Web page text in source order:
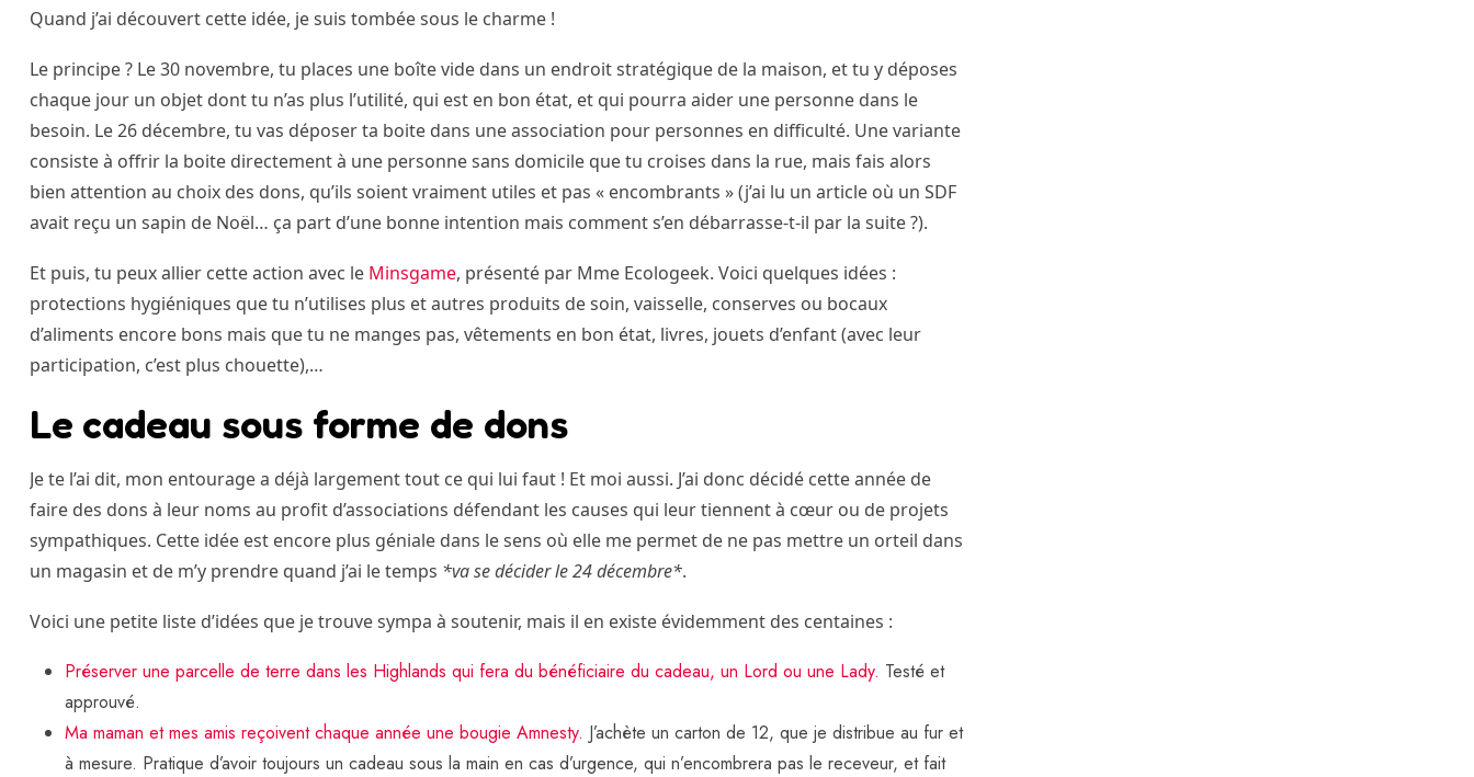
Quand j’ai découvert cette idée, je suis tombée sous le charme !
Le principe ? Le 30 novembre, tu places une boîte vide dans un endroit stratégique de la maison, et tu y déposes
chaque jour un objet dont tu n’as plus l’utilité, qui est en bon état, et qui pourra aider une personne dans le
besoin. Le 26 décembre, tu vas déposer ta boite dans une association pour personnes en difficulté. Une variante
consiste à offrir la boite directement à une personne sans domicile que tu croises dans la rue, mais fais alors
bien attention au choix des dons, qu’ils soient vraiment utiles et pas « encombrants » (j’ai lu un article où un SDF
avait reçu un sapin de Noël… ça part d’une bonne intention mais comment s’en débarrasse-t-il par la suite ?).
Et puis, tu peux allier cette action avec le Minsgame, présenté par Mme Ecologeek. Voici quelques idées :
protections hygiéniques que tu n’utilises plus et autres produits de soin, vaisselle, conserves ou bocaux
d’aliments encore bons mais que tu ne manges pas, vêtements en bon état, livres, jouets d’enfant (avec leur
participation, c’est plus chouette),…
Le cadeau sous forme de dons
Je te l’ai dit, mon entourage a déjà largement tout ce qui lui faut ! Et moi aussi. J’ai donc décidé cette année de
faire des dons à leur noms au profit d’associations défendant les causes qui leur tiennent à cœur ou de projets
sympathiques. Cette idée est encore plus géniale dans le sens où elle me permet de ne pas mettre un orteil dans
un magasin et de m’y prendre quand j’ai le temps *va se décider le 24 décembre*.
Voici une petite liste d’idées que je trouve sympa à soutenir, mais il en existe évidemment des centaines :
Préserver une parcelle de terre dans les Highlands qui fera du bénéficiaire du cadeau, un Lord ou une Lady. Testé et
approuvé.
Ma maman et mes amis reçoivent chaque année une bougie Amnesty. J’achète un carton de 12, que je distribue au fur et
à mesure. Pratique d’avoir toujours un cadeau sous la main en cas d’urgence, qui n’encombrera pas le receveur, et fait